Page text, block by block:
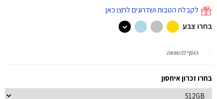
לקבלת הטבות ושדרוגים לחצו כאן
בחרו צבע
הוסף להשוואה
בחרו זכרון איחסון